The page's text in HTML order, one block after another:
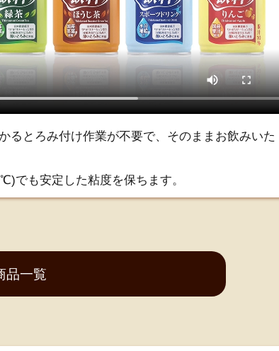
るとろみ付け作業が不要で、そのままお飲みいた
でも安定した粘度を保ちます。
品一覧